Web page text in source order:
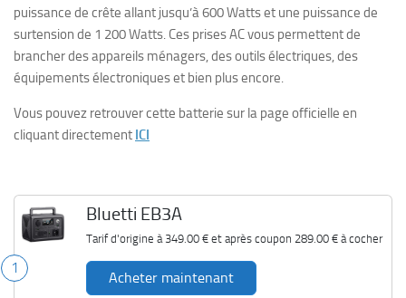
puissance de crête allant jusqu’à 600 Watts et une puissance de
surtension de 1 200 Watts. Ces prises AC vous permettent de
brancher des appareils ménagers, des outils électriques, des
équipements électroniques et bien plus encore.
Vous pouvez retrouver cette batterie sur la page officielle en
cliquant directement ICI
1
Bluetti EB3A
Tarif d'origine à 349.00 €et après coupon 289.00 €à cocher
Acheter maintenant